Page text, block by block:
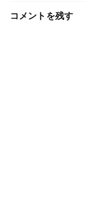
コメントを残す